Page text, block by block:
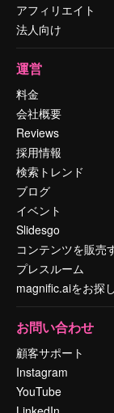
アフィリエイト
法人向け
運営
料金
会社概要
Reviews
採用情報
検索トレンド
ブログ
イベント
Slidesgo
コンテンツを販売
プレスルーム
magnific.aiをお探
お問い合わせ
顧客サポート
Instagram
YouTube